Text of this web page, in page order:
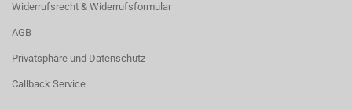
Widerrufsrecht & Widerrufsformular
AGB
Privatsphäre und Datenschutz
Callback Service